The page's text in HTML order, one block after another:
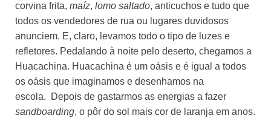
corvina frita, maíz, lomo saltado, anticuchos e tudo que
todos os vendedores de rua ou lugares duvidosos
anunciem. E, claro, levamos todo o tipo de luzes e
refletores. Pedalando à noite pelo deserto, chegamos a
Huacachina. Huacachina é um oásis e é igual a todos
os oásis que imaginamos e desenhamos na
escola. Depois de gastarmos as energias a fazer
sandboarding, o pôr do sol mais cor de laranja em anos.